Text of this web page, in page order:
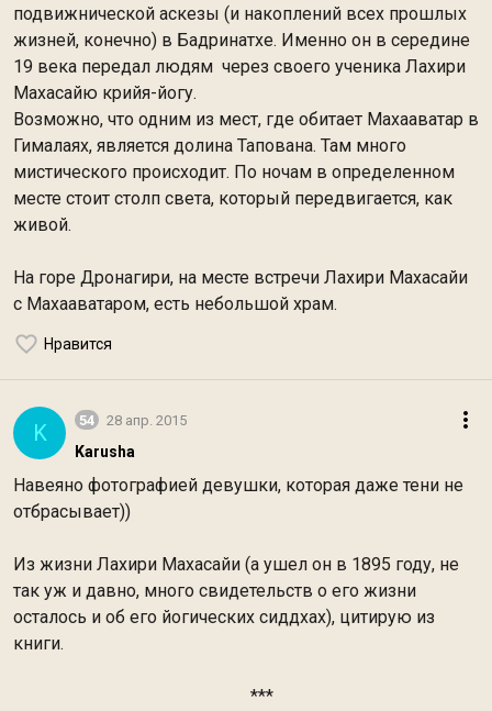
подвижнической аскезы (и накоплений всех прошлых
жизней, конечно) в Бадринатхе. Именно он в середине
19 века передал людям через своего ученика Лахири
Махасайю крийя-йогу.
Возможно, что одним из мест, где обитает Махааватар в
Гималаях, является долина Тапована. Там много
мистического происходит. По ночам в определенном
месте стоит столп света, который передвигается, как
живой.
На горе Дронагири, на месте встречи Лахири Махасайи
с Махааватаром, есть небольшой храм.
Нравится
K 54 28 апр. 2015
Karusha
Навеяно фотографией девушки, которая даже тени не
отбрасывает))
Из жизни Лахири Махасайи (а ушел он в 1895 году, не
так уж и давно, много свидетельств о его жизни
осталось и об его йогических сиддхах), цитирую из
книги.
***